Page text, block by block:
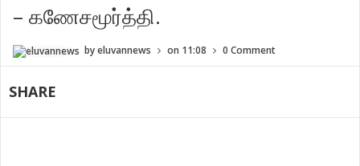
– கணேசமூர்த்தி.
byeluvannews on 11:08 0 Comment
SHARE